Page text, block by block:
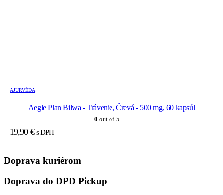
AJURVÉDA
Aegle Plan Bilwa - Trávenie, Črevá - 500 mg, 60 kapsúl
0 out of 5
19,90 € s DPH
Doprava kuriérom
Doprava do DPD Pickup